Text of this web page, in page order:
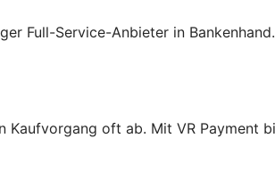
Full-Service-Anbieter in
oft ab. Mit VR Payment